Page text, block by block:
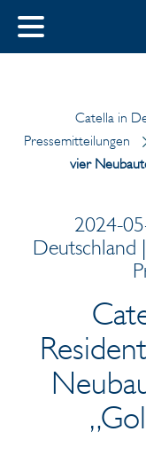
SCHLIESSEN
Deutsch
Catella in
Pressemitteilungen
vier
2024-
Deutschland